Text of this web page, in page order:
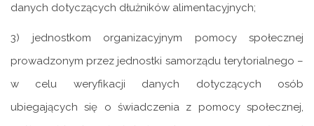
danych dotyczących dłużników alimentacyjnych;
3) jednostkom organizacyjnym pomocy społecznej
prowadzonym przez jednostki samorządu terytorialnego –
w celu weryfikacji danych dotyczących osób
ubiegających się o świadczenia z pomocy społecznej,